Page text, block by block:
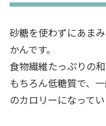
砂糖を使わずにあま
かんです。
食物繊維たっぷりの和
もちろん低糖質で、
のカロリーになってい